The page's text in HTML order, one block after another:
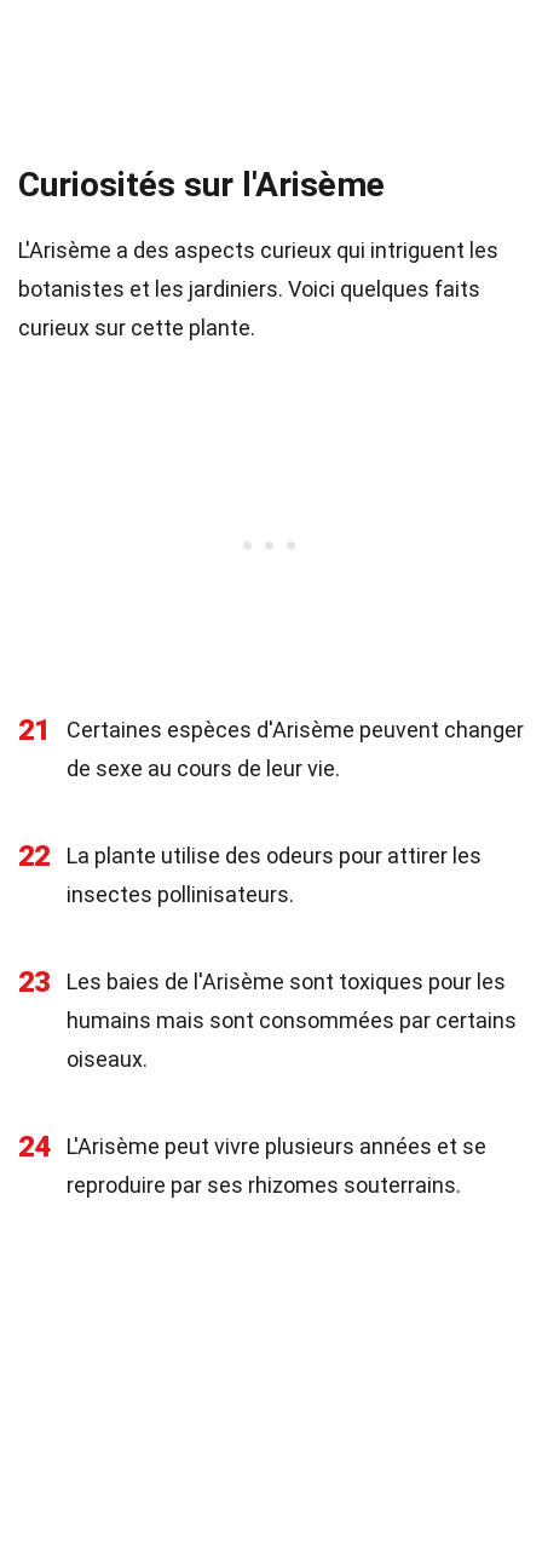
Curiosités sur l'Arisème
L'Arisème a des aspects curieux qui intriguent les
botanistes et les jardiniers. Voici quelques faits
curieux sur cette plante.
21
Certaines espèces d'Arisème peuvent changer
de sexe au cours de leur vie.
22
La plante utilise des odeurs pour attirer les
insectes pollinisateurs.
23
Les baies de l'Arisème sont toxiques pour les
humains mais sont consommées par certains
oiseaux.
24
L'Arisème peut vivre plusieurs années et se
reproduire par ses rhizomes souterrains.